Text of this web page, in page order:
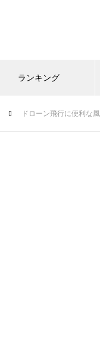
ランキング
ドローン飛行に便利な